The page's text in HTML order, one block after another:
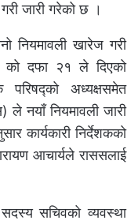
जारी गरेको छ ।
नियमावली खारेज गरी
को दफा २१ ले दिएको
अध्यक्षसमेत
नयाँ नियमावली जारी
कार्यकारी निर्देशकको
आचार्यले राससलाई
सदस्य सचिवको व्यवस्था